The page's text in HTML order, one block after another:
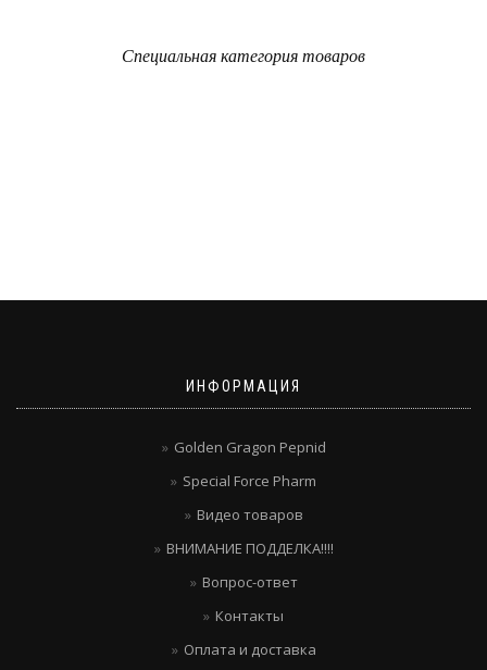
Специальная категория товаров
ИНФОРМАЦИЯ
Golden Gragon Pepnid
Special Force Pharm
Видео товаров
ВНИМАНИЕ ПОДДЕЛКА!!!!
Вопрос-ответ
Контакты
Оплата и доставка